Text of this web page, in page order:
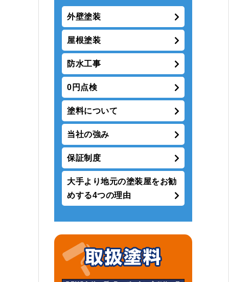
外壁塗装
屋根塗装
防水工事
0円点検
塗料について
当社の強み
保証制度
大手より地元の塗装屋をお勧
めする4つの理由